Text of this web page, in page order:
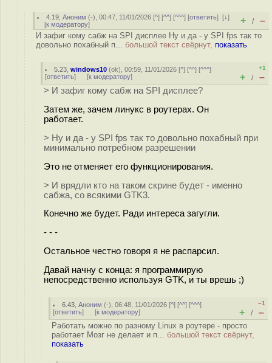
4.19 ,Аноним (-), 00:47, 11/01/2026 [^] [^^] [^^^] [ответить][↓]
[к модератору] + / –
И зафиг кому сабж на SPI дисплее Ну и да - у SPI fps так то
довольно похабный п... большой текст свёрнут, показать
5.23 ,windows10 (ok), 00:59, 11/01/2026 [^] [^^] [^^^]
[ответить] [к модератору]
+1
+ / –
> И зафиг кому сабж на SPI дисплее?
Затем же, зачем линукс в роутерах. Он
работает.
> Ну и да - у SPI fps так то довольно похабный при
минимально потребном разрешении
Это не отменяет его функционирования.
> И врядли кто на таком скрине будет - именно
сабжа, со всякими GTK3.
Конечно же будет. Ради интереса загугли.
- - -
Остальное честно говоря я не распарсил.
Давай начну с конца: я программирую
непосредственно используя GTK, и ты врешь ;)
6.43 ,Аноним (-), 06:48, 11/01/2026 [^] [^^] [^^^]
[ответить] [к модератору]
–1
+ / –
Работать можно по разному Linux в роутере - просто
работает Мозг не делает и п... большой текст свёрнут,
показать